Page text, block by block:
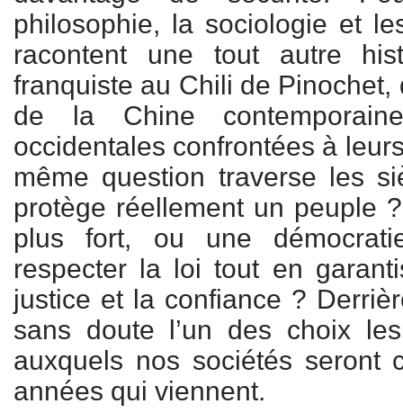
philosophie, la sociologie et
racontent une tout autre
franquiste au Chili de Pinochet,
de la Chine
occidentales confrontées à
même question traverse les
protège réellement un peuple
plus fort, ou une
respecter la loi tout en
justice et la confiance ?
sans doute l’un des choix
auxquels nos sociétés seront
années qui viennent.